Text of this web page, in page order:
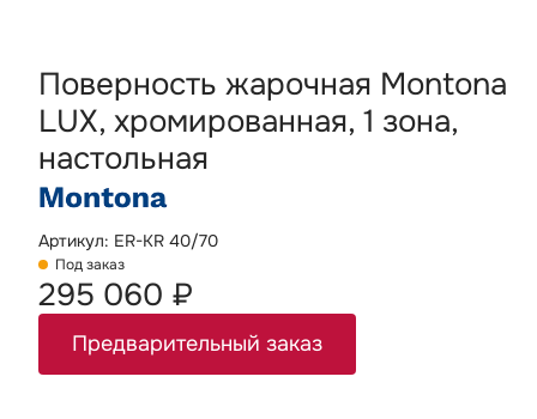
Поверность жарочная Montona
LUX, хромированная, 1 зона,
настольная
Артикул: ER-KR 40/70
Под заказ
295 060 ₽
Предварительный заказ